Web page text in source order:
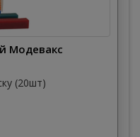
Модевакс
(20шт)